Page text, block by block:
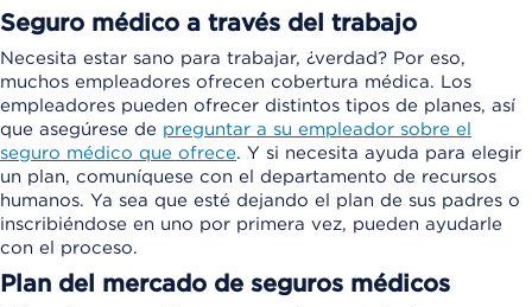
Seguro médico a través del trabajo
Necesita estar sano para trabajar, ¿verdad? Por eso,
muchos empleadores ofrecen cobertura médica. Los
empleadores pueden ofrecer distintos tipos de planes, así
que asegúrese de preguntar a su empleador sobre el
seguro médico que ofrece. Y si necesita ayuda para elegir
un plan, comuníquese con el departamento de recursos
humanos. Ya sea que esté dejando el plan de sus padres o
inscribiéndose en uno por primera vez, pueden ayudarle
con el proceso.
Plan del mercado de seguros médicos